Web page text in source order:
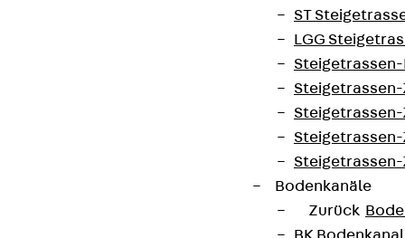
ST
LGG
Steigetrassen-
Steigetrassen-
Steigetrassen-
Steigetrassen-
Bodenkanäle
Zurück